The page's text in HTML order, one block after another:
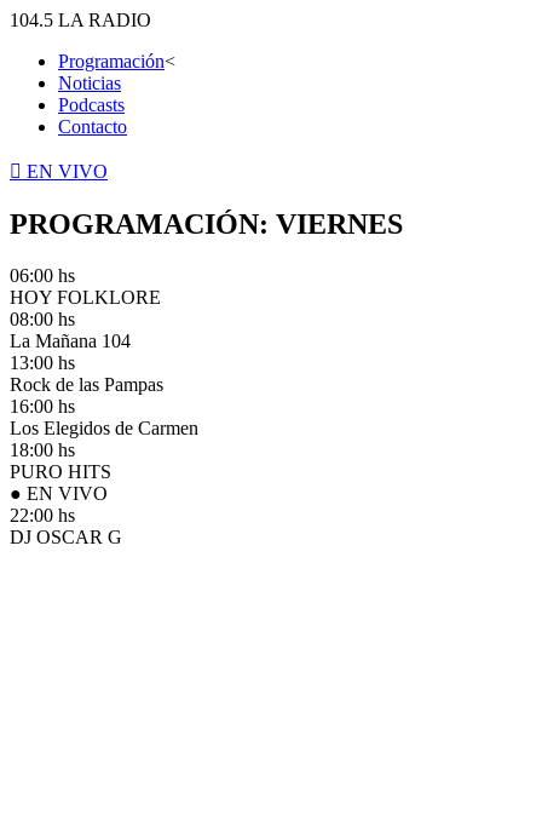
104.5 LA RADIO
Programación<
Noticias
Podcasts
Contacto
EN VIVO
PROGRAMACIÓN: VIERNES
06:00 hs
HOY FOLKLORE
08:00 hs
La Mañana 104
13:00 hs
Rock de las Pampas
16:00 hs
Los Elegidos de Carmen
18:00 hs
PURO HITS
● EN VIVO
22:00 hs
DJ OSCAR G